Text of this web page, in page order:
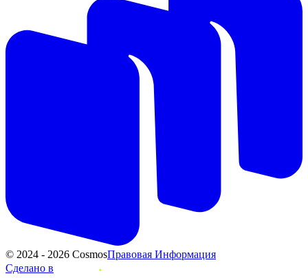
© 2024 - 2026 CosmosПравовая Информация
Сделано в